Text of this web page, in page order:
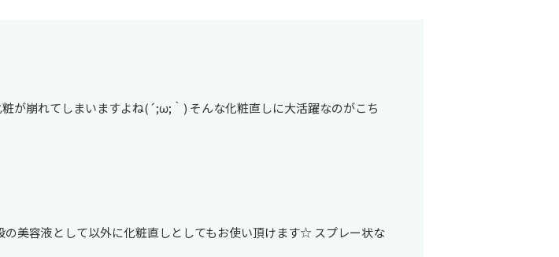
が崩れてしまいますよね(´;ω;｀) そんな化粧直しに大活躍なのがこち
の美容液として以外に化粧直しとしてもお使い頂けます☆ スプレー状な